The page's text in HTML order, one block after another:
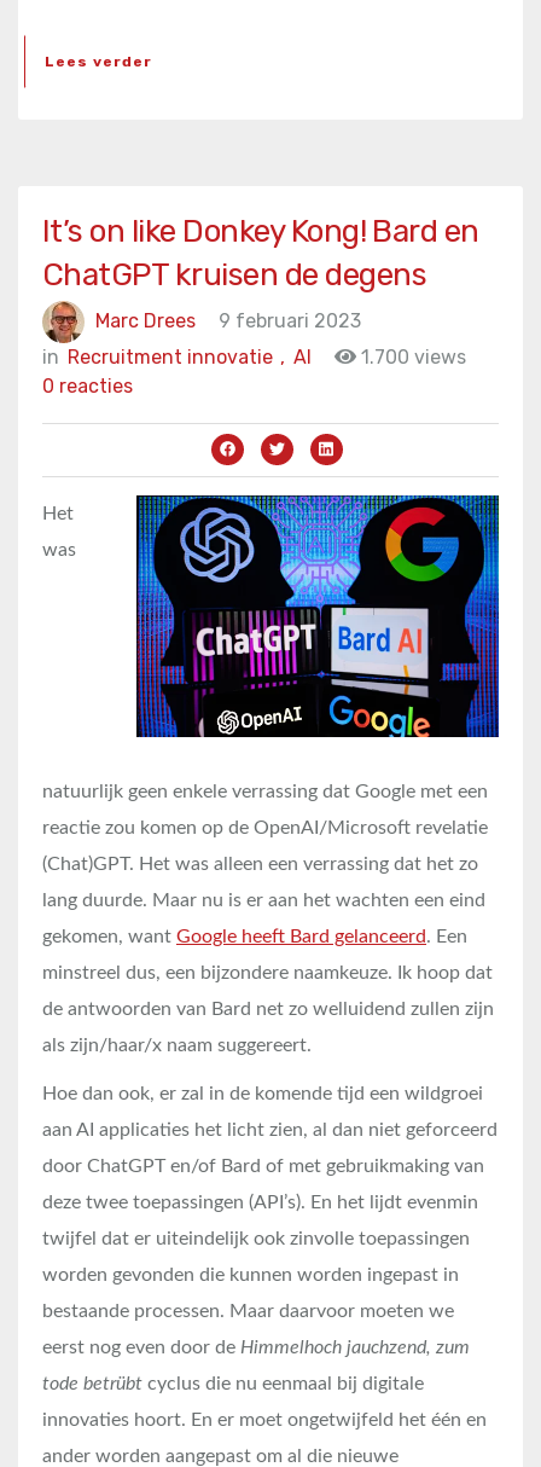
Lees verder
It’s on like Donkey Kong! Bard en
ChatGPT kruisen de degens
Marc Drees
9 februari 2023
in
AI
Recruitment innovatie ,
1.700 views
0 reacties
Het
was
natuurlijk geen enkele verrassing dat Google met een
reactie zou komen op de OpenAI/Microsoft revelatie
(Chat)GPT. Het was alleen een verrassing dat het zo
lang duurde. Maar nu is er aan het wachten een eind
gekomen, want Google heeft Bard gelanceerd. Een
minstreel dus, een bijzondere naamkeuze. Ik hoop dat
de antwoorden van Bard net zo welluidend zullen zijn
als zijn/haar/x naam suggereert.
Hoe dan ook, er zal in de komende tijd een wildgroei
aan AI applicaties het licht zien, al dan niet geforceerd
door ChatGPT en/of Bard of met gebruikmaking van
deze twee toepassingen (API’s). En het lijdt evenmin
twijfel dat er uiteindelijk ook zinvolle toepassingen
worden gevonden die kunnen worden ingepast in
bestaande processen. Maar daarvoor moeten we
eerst nog even door de Himmelhoch jauchzend, zum
tode betrübt cyclus die nu eenmaal bij digitale
innovaties hoort. En er moet ongetwijfeld het één en
ander worden aangepast om al die nieuwe